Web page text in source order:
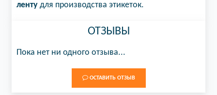
ленту для производства этикеток.
ОТЗЫВЫ
Пока нет ни одного отзыва...
ОСТАВИТЬ ОТЗЫВ